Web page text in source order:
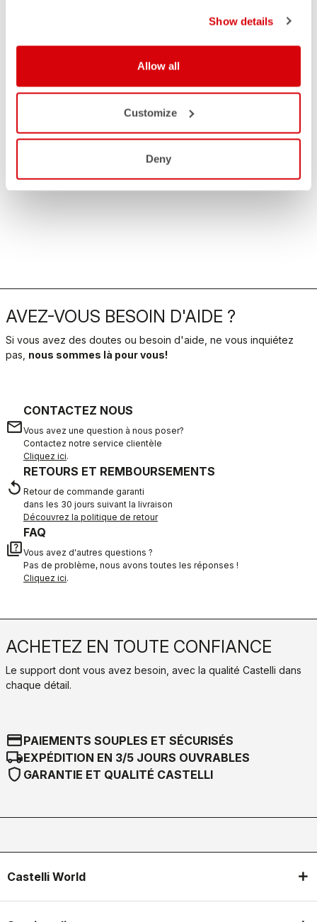
Show details
Allow all
Customize
Deny
AVEZ-VOUS BESOIN D'AIDE ?
Si vous avez des doutes ou besoin d'aide, ne vous inquiétez
pas, nous sommes là pour vous!
email
CONTACTEZ NOUS
Vous avez une question à nous poser?
Contactez notre service clientèle
Cliquez ici.
replay
RETOURS ET REMBOURSEMENTS
Retour de commande garanti
dans les 30 jours suivant la livraison
Découvrez la politique de retour
quiz
FAQ
Vous avez d'autres questions ?
Pas de problème, nous avons toutes les réponses !
Cliquez ici.
ACHETEZ EN TOUTE CONFIANCE
Le support dont vous avez besoin, avec la qualité Castelli dans
chaque détail.
credit_cardPAIEMENTS SOUPLES ET SÉCURISÉS
local_shippingEXPÉDITION EN 3/5 JOURS OUVRABLES
shield GARANTIE ET QUALITÉ CASTELLI
Castelli World